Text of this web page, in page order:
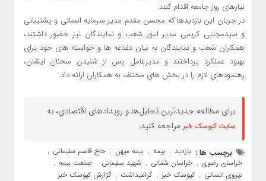
نیازهای روز جامعه اقدام کنند.
در جریان این بازدیدها که محسن مقدم مدیر سرمایه انسانی و پشتیبانی
و سیدمجتبی کریمی مدیر امور شعب و نمایندگان نیز حضور داشتند،
همکاران شعب و نمایندگان به بیان دغدغه ها و خواسته های خود برای
بهبود عملکرد پرداختند و مدیرعامل پس از شنیدن سخنان ایشان،
رهنمودهای لازم را در بخش های مختلف به همکاران ارائه داد.
برای مطالعه جدیدترین تحلیل‌ها و رویدادهای اقتصادی، به
سایت کیوسک خبر مراجعه کنید.
برچسب ها : بازدید , بیمه , بیمه میهن , حاج قاسم سلیمانی ,
خراسان رضوی , خراسان شمالی , شهید سلیمانی , صنعت بیمه ,
نیروی انسانی , کیوسک خبر , گرامیداشت , گزارش کیوسک خبر